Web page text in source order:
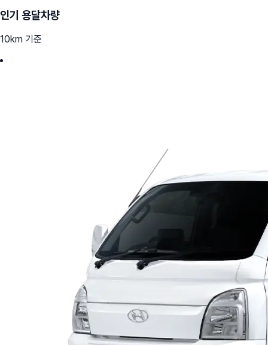
인기 용달차량
10km 기준